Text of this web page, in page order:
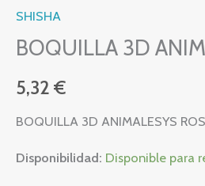
SHISHA
BOQUILLA 3D
5,32 €
BOQUILLA 3D ANIMALESYS
Disponibilidad: Disponible para